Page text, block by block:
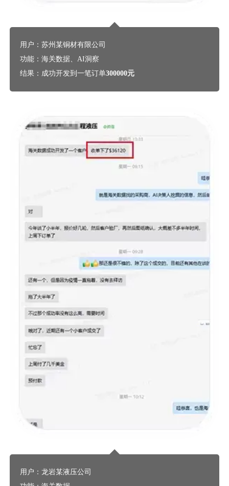
用户：苏州某铜材有限公司
功能：海关数据、AI洞察
结果：成功开发到一笔订单300000元
用户：龙岩某液压公司